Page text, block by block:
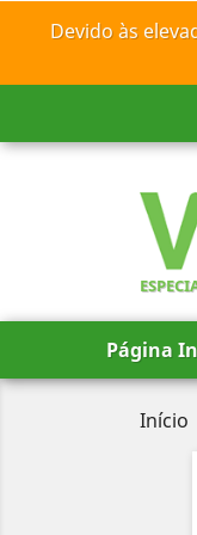
Devido às
Página
Início